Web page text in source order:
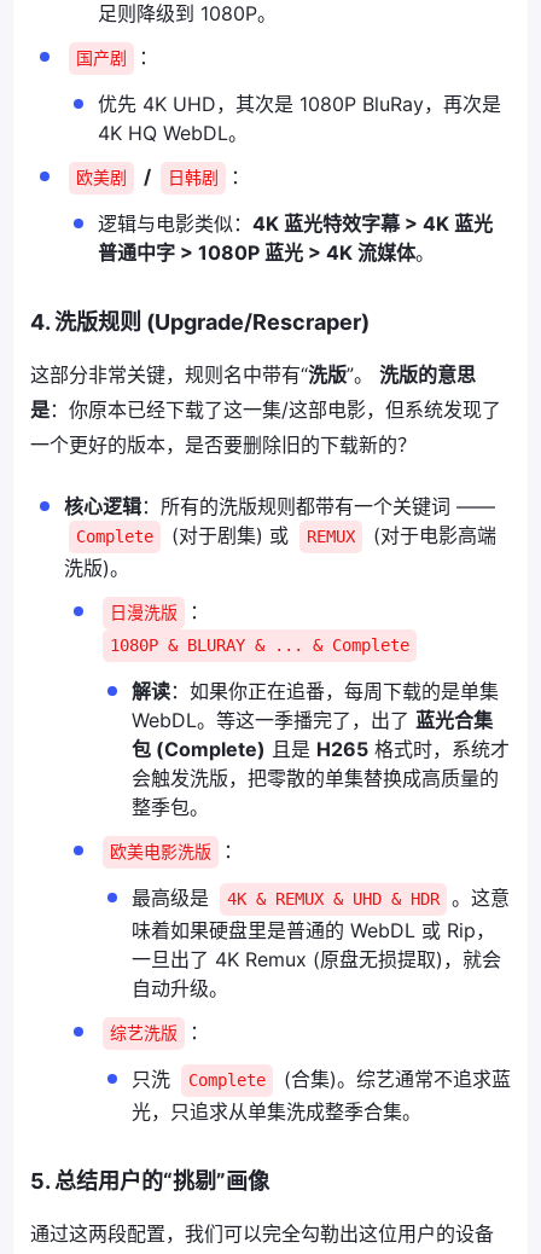
足则降级到 1080P。
国产剧
：
优先 4K UHD，其次是 1080P BluRay，再次是
4K HQ WebDL。
欧美剧 / 日韩剧
：
逻辑与电影类似： 4K 蓝光特效字幕 > 4K 蓝光
普通中字 > 1080P 蓝光 > 4K 流媒体。
4. 洗版规则 (Upgrade/Rescraper)
这部分非常关键，规则名中带有“洗版”。 洗版的意思
是：你原本已经下载了这一集/这部电影，但系统发现了
一个更好的版本，是否要删除旧的下载新的？
核心逻辑：所有的洗版规则都带有一个关键词 ——
Complete (对于剧集) 或 REMUX
(对于电影高端
洗版)。
日漫洗版 ：
1080P & BLURAY & ... & Complete
解读：如果你正在追番，每周下载的是单集
WebDL。等这一季播完了，出了 蓝光合集
包 (Complete) 且是 H265 格式时，系统才
会触发洗版，把零散的单集替换成高质量的
整季包。
欧美电影洗版
：
最高级是
4K & REMUX & UHD & HDR
。这意
味着如果硬盘里是普通的 WebDL 或 Rip，
一旦出了 4K Remux (原盘无损提取)，就会
自动升级。
综艺洗版
：
只洗
Complete
(合集)。综艺通常不追求蓝
光，只追求从单集洗成整季合集。
5. 总结用户的“挑剔”画像
通过这两段配置，我们可以完全勾勒出这位用户的设备